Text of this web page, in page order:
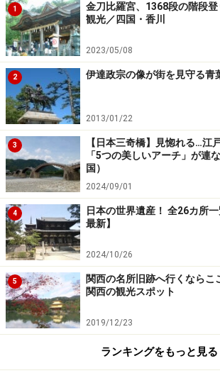
1
金刀比羅宮、1368段の階段
観光／四国・香川
2023/05/08
2 伊達政宗の像が街を見守る青
2013/01/22
3
【日本三奇橋】見惚れる…江
「5つの美しいアーチ」が連
国）
2024/09/01
4
日本の世界遺産！ 全26カ所
最新】
2024/10/26
5
関西の名所旧跡へ行くならこ
関西の観光スポット
2019/12/23
ランキングをもっと見る